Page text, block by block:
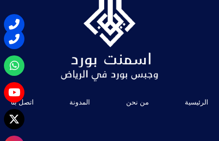
الرئيسية من نحن المدونة اتصل بنا